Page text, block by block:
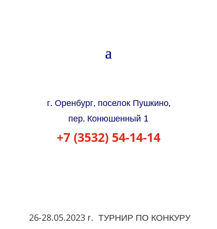
г. Оренбург, поселок Пушкино,
пер. Конюшенный 1
+7 (3532) 54-14-14
26-28.05.2023 г. ТУРНИР ПО КОНКУРУ